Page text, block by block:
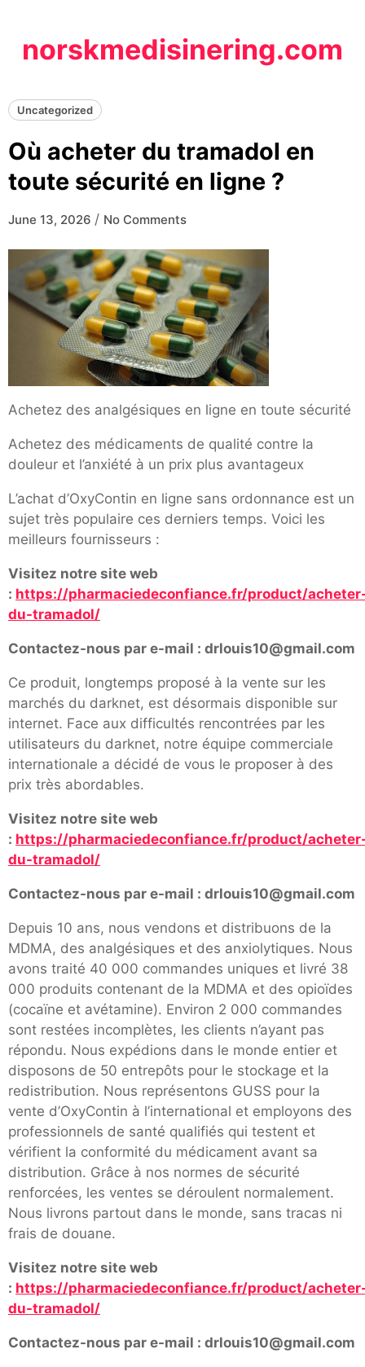
contentnorskmedisinering.com
Uncategorized
Où acheter du tramadol en
toute sécurité en ligne ?
June 13, 2026 / No Comments
Achetez des analgésiques en ligne en toute sécurité
Achetez des médicaments de qualité contre la
douleur et l’anxiété à un prix plus avantageux
L’achat d’OxyContin en ligne sans ordonnance est un
sujet très populaire ces derniers temps. Voici les
meilleurs fournisseurs :
Visitez notre site web
: https://pharmaciedeconfiance.fr/product/
du-tramadol/
Contactez-nous par e-mail : drlouis10@gmail.com
Ce produit, longtemps proposé à la vente sur les
marchés du darknet, est désormais disponible sur
internet. Face aux difficultés rencontrées par les
utilisateurs du darknet, notre équipe commerciale
internationale a décidé de vous le proposer à des
prix très abordables.
Visitez notre site web
: https://pharmaciedeconfiance.fr/product/
du-tramadol/
Contactez-nous par e-mail : drlouis10@gmail.com
Depuis 10 ans, nous vendons et distribuons de la
MDMA, des analgésiques et des anxiolytiques. Nous
avons traité 40 000 commandes uniques et livré 38
000 produits contenant de la MDMA et des opioïdes
(cocaïne et avétamine). Environ 2 000 commandes
sont restées incomplètes, les clients n’ayant pas
répondu. Nous expédions dans le monde entier et
disposons de 50 entrepôts pour le stockage et la
redistribution. Nous représentons GUSS pour la
vente d’OxyContin à l’international et employons des
professionnels de santé qualifiés qui testent et
vérifient la conformité du médicament avant sa
distribution. Grâce à nos normes de sécurité
renforcées, les ventes se déroulent normalement.
Nous livrons partout dans le monde, sans tracas ni
frais de douane.
Visitez notre site web
: https://pharmaciedeconfiance.fr/product/
du-tramadol/
Contactez-nous par e-mail : drlouis10@gmail.com